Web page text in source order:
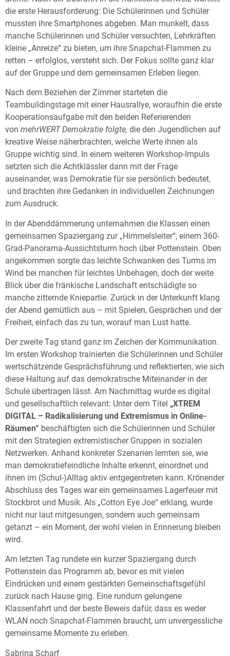
die erste Herausforderung: Die Schülerinnen und Schüler
mussten ihre Smartphones abgeben. Man munkelt, dass
manche Schülerinnen und Schüler versuchten, Lehrkräften
kleine „Anreize“ zu bieten, um ihre Snapchat-Flammen zu
retten – erfolglos, versteht sich. Der Fokus sollte ganz klar
auf der Gruppe und dem gemeinsamen Erleben liegen.
Nach dem Beziehen der Zimmer starteten die
Teambuildingstage mit einer Hausrallye, woraufhin die erste
Kooperationsaufgabe mit den beiden Referierenden
von mehrWERT Demokratie folgte, die den Jugendlichen auf
kreative Weise näherbrachten, welche Werte ihnen als
Gruppe wichtig sind. In einem weiteren Workshop-Impuls
setzten sich die Achtklässler dann mit der Frage
auseinander, was Demokratie für sie persönlich bedeutet,
und brachten ihre Gedanken in individuellen Zeichnungen
zum Ausdruck.
In der Abenddämmerung unternahmen die Klassen einen
gemeinsamen Spaziergang zur „Himmelsleiter“, einem 360-
Grad-Panorama-Aussichtsturm hoch über Pottenstein. Oben
angekommen sorgte das leichte Schwanken des Turms im
Wind bei manchen für leichtes Unbehagen, doch der weite
Blick über die fränkische Landschaft entschädigte so
manche zitternde Kniepartie. Zurück in der Unterkunft klang
der Abend gemütlich aus – mit Spielen, Gesprächen und der
Freiheit, einfach das zu tun, worauf man Lust hatte.
Der zweite Tag stand ganz im Zeichen der Kommunikation.
Im ersten Workshop trainierten die Schülerinnen und Schüler
wertschätzende Gesprächsführung und reflektierten, wie sich
diese Haltung auf das demokratische Miteinander in der
Schule übertragen lässt. Am Nachmittag wurde es digital
und gesellschaftlich relevant: Unter dem Titel „XTREM
DIGITAL – Radikalisierung und Extremismus in Online-
Räumen“ beschäftigten sich die Schülerinnen und Schüler
mit den Strategien extremistischer Gruppen in sozialen
Netzwerken. Anhand konkreter Szenarien lernten sie, wie
man demokratiefeindliche Inhalte erkennt, einordnet und
ihnen im (Schul-)Alltag aktiv entgegentreten kann. Krönender
Abschluss des Tages war ein gemeinsames Lagerfeuer mit
Stockbrot und Musik. Als „Cotton Eye Joe“ erklang, wurde
nicht nur laut mitgesungen, sondern auch gemeinsam
getanzt – ein Moment, der wohl vielen in Erinnerung bleiben
wird.
Am letzten Tag rundete ein kurzer Spaziergang durch
Pottenstein das Programm ab, bevor es mit vielen
Eindrücken und einem gestärkten Gemeinschaftsgefühl
zurück nach Hause ging. Eine rundum gelungene
Klassenfahrt und der beste Beweis dafür, dass es weder
WLAN noch Snapchat-Flammen braucht, um unvergessliche
gemeinsame Momente zu erleben.
Sabrina Scharf